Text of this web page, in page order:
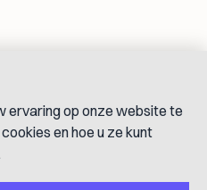
ervaring op onze website te
en hoe u ze kunt